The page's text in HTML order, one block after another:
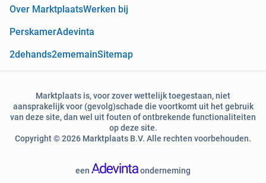
Over MarktplaatsWerken bij
PerskamerAdevinta
2dehands2ememainSitemap
Marktplaats is, voor zover wettelijk toegestaan, niet
aansprakelijk voor (gevolg)schade die voortkomt uit het gebruik
van deze site, dan wel uit fouten of ontbrekende functionaliteiten
op deze site.
Copyright © 2026 Marktplaats B.V. Alle rechten voorbehouden.
een onderneming